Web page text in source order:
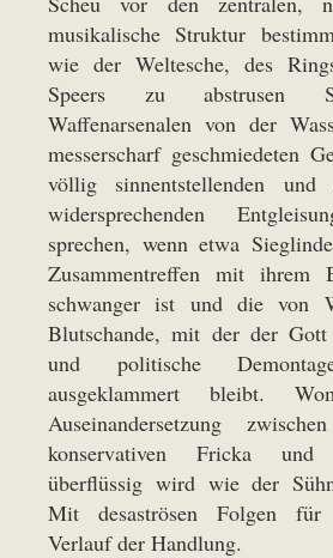
musikalische Struktur
wie der Weltesche, des
Speers zu abstrusen
Waffenarsenalen von der
messerscharf geschmiedeten
völlig sinnentstellenden und
widersprechenden
sprechen, wenn etwa
Zusammentreffen mit ihrem
schwanger ist und die von
Blutschande, mit der der Gott
und politische
ausgeklammert bleibt.
Auseinandersetzung
konservativen Fricka und
überflüssig wird wie der
Mit desaströsen Folgen für
Verlauf der Handlung.